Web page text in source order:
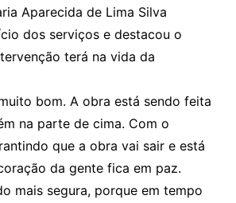
Aparecida de Lima Silva
dos serviços e destacou o
terá na vida da
bom. A obra está sendo feita
na parte de cima. Com o
que a obra vai sair e está
da gente fica em paz.
mais segura, porque em tempo